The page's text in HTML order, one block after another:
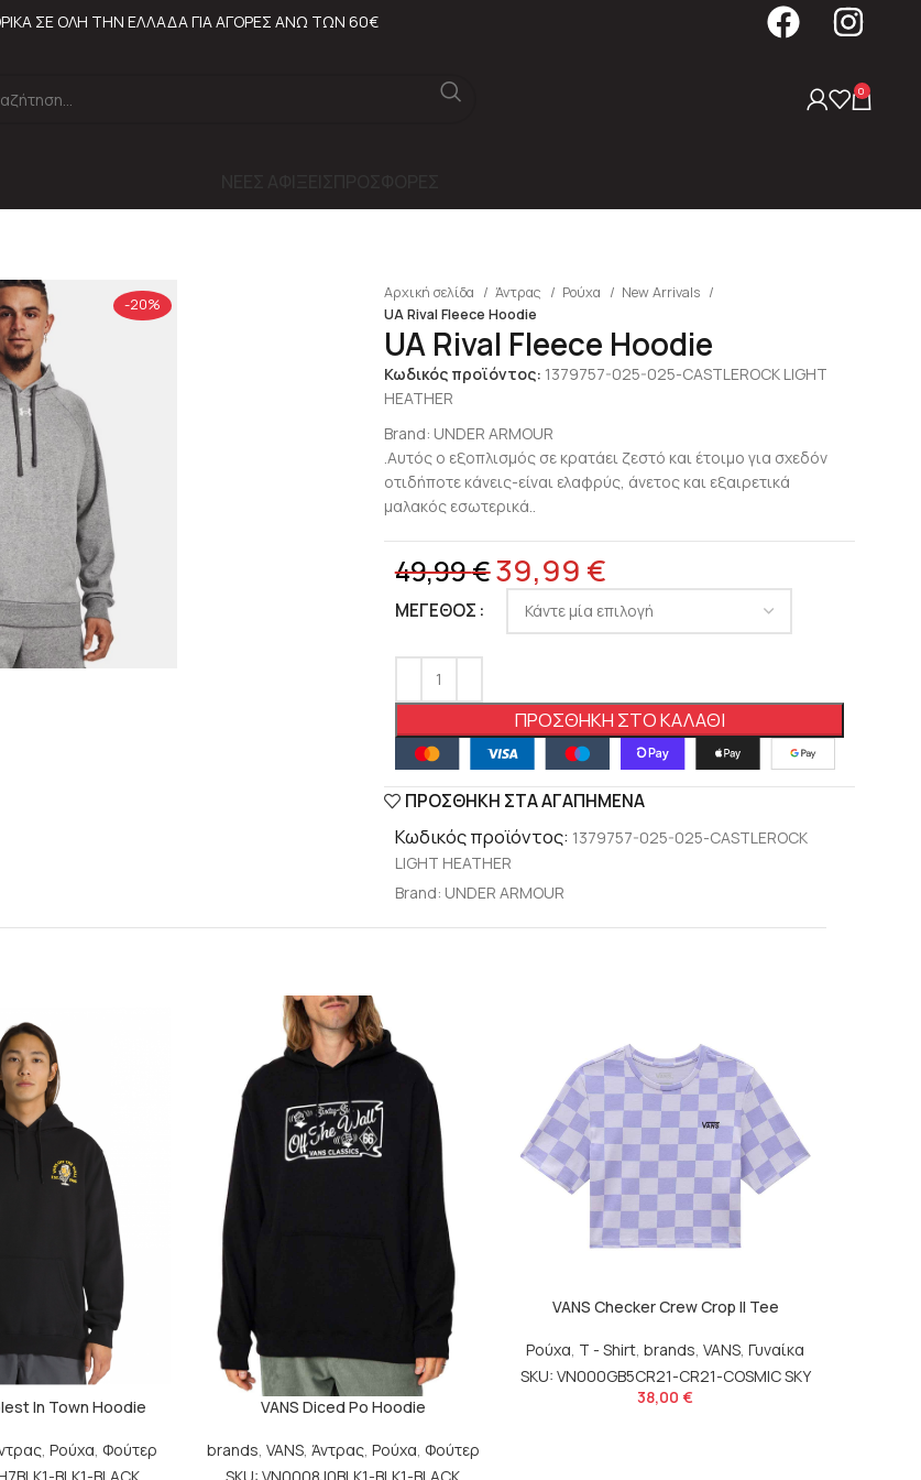
ΣΕ ΟΛΗ ΤΗΝ ΕΛΛΑΔΑ ΓΙΑ ΑΓΟΡΕΣ ΑΝΩ ΤΩΝ 60€
0
-20%
Αρχική σελίδα Άντρας Ρούχα
New Arrivals
UA Rival Fleece Hoodie
UA Rival Fleece Hoodie
Κωδικός προϊόντος: 1379757-025-025-CASTLEROCK LIGHT
HEATHER
Brand: UNDER ARMOUR
.Αυτός ο εξοπλισμός σε κρατάει ζεστό και έτοιμο για σχεδόν
οτιδήποτε κάνεις-είναι ελαφρύς, άνετος και εξαιρετικά
μαλακός εσωτερικά..
49,99€39,99 €
ΜΈΓΕΘΟΣ
ΠΡΟΣΘΉΚΗ ΣΤΟ ΚΑΛΆΘΙ
ΠΡΟΣΘΉΚΗ ΣΤΑ ΑΓΑΠΗΜΈΝΑ
Κωδικός προϊόντος: 1379757-025-025-CASTLEROCK
LIGHT HEATHER
Brand: UNDER ARMOUR
In Town Hoodie
, Ρούχα, Φούτερ
VANS Diced Po Hoodie
brands, VANS, Άντρας, Ρούχα, Φούτερ
VANS Checker Crew Crop II Tee
Ρούχα, T - Shirt, brands, VANS, Γυναίκα
SKU: VN000GB5CR21-CR21-COSMIC SKY
38,00 €